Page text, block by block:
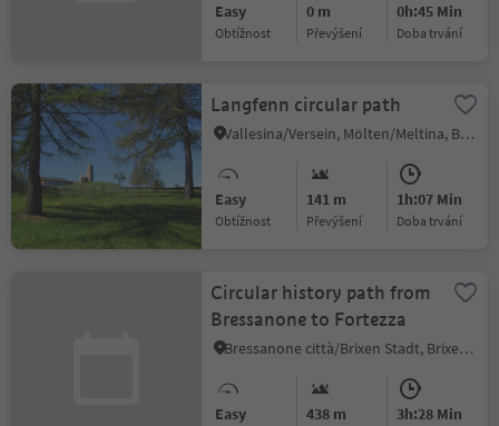
Easy
Obtížnost
0 m
Převýšení
0h:45 Min
doba trvání
Langfenn circular path
Vallesina/Versein, Mölten/Meltina, Bolzano/Bozen and environs
Easy
Obtížnost
141 m
Převýšení
1h:07 Min
doba trvání
Circular history path from
Bressanone to Fortezza
Bressanone città/Brixen Stadt, Brixen/Bressanone, Brixen/Bressanone and environs
Easy 438 m 3h:28 Min